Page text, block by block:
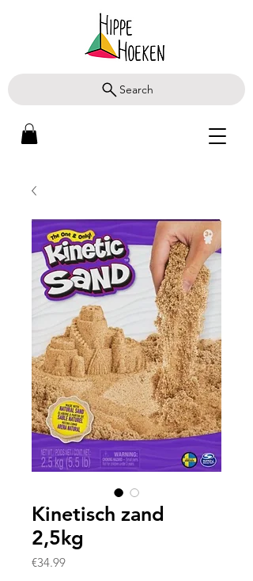
Search
Kinetisch zand
2,5kg
€34.99Prijs